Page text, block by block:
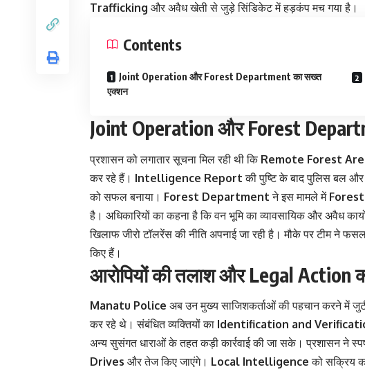
Trafficking और अवैध खेती से जुड़े सिंडिकेट में हड़कंप मच गया है।
Contents
Joint Operation और Forest Department का सख्त
एक्शन
Joint Operation और Forest
प्रशासन को लगातार सूचना मिल रही थी कि Remote Forest
कर रहे हैं। Intelligence Report की पुष्टि के बाद पुलिस बल और
को सफल बनाया। Forest Department ने इस मामले में
है। अधिकारियों का कहना है कि वन भूमि का व्यावसायिक और अवैध
खिलाफ जीरो टॉलरेंस की नीति अपनाई जा रही है। मौके पर टीम ने
किए हैं।
आरोपियों की तलाश और Legal Action
Manatu Police अब उन मुख्य साजिशकर्ताओं की पहचान करने में
कर रहे थे। संबंधित व्यक्तियों का Identification and
अन्य सुसंगत धाराओं के तहत कड़ी कार्रवाई की जा सके। प्रशासन ने
Drives और तेज किए जाएंगे। Local Intelligence को सक्रिय